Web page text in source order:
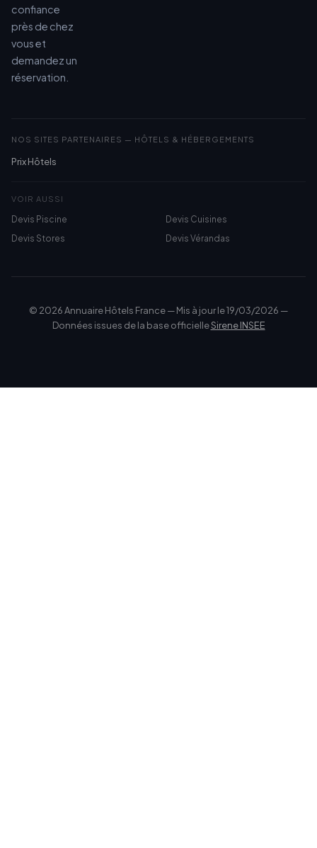
confiance
près de chez
vous et
demandez un
réservation.
NOS SITES PARTENAIRES — HÔTELS & HÉBERGEMENTS
Prix Hôtels
VOIR AUSSI
Devis Piscine
Devis Cuisines
Devis Stores
Devis Vérandas
© 2026 Annuaire Hôtels France — Mis à jour le 19/03/2026 —
Données issues de la base officielleSirene INSEE